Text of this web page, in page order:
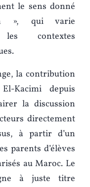
le sens donné
», qui varie
les contextes
la contribution
Kacimi depuis
la discussion
directement
à partir d’un
parents d’élèves
au Maroc. Le
à juste titre